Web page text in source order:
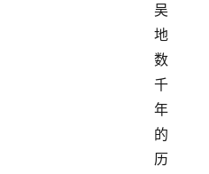
吴
地
数
千
年
的
历